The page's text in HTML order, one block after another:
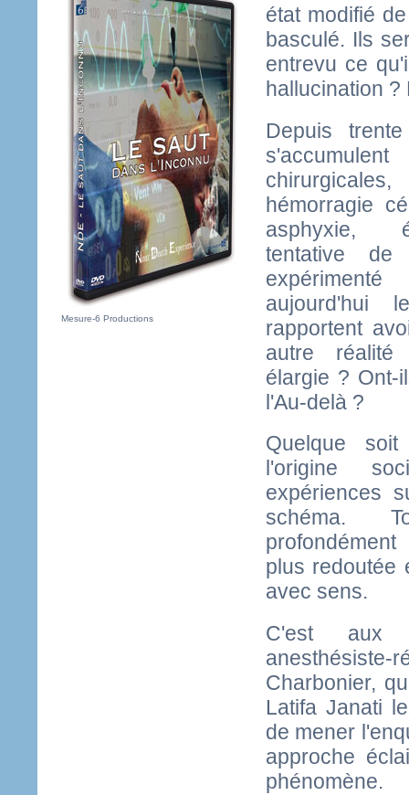
Mesure-6 Productions
état modifié
basculé. Ils
entrevu ce
hallucination ?
Depuis
hémorragie
asphyxie,
tentative de
aujourd'hui
rapportent
autre
élargie ? Ont-
l'Au-delà ?
Quelque
l'origine
expériences
schéma.
plus redoutée
avec sens.
C'est aux
anesthésiste-
Charbonier,
Latifa Janati
de mener
approche
phénomène.